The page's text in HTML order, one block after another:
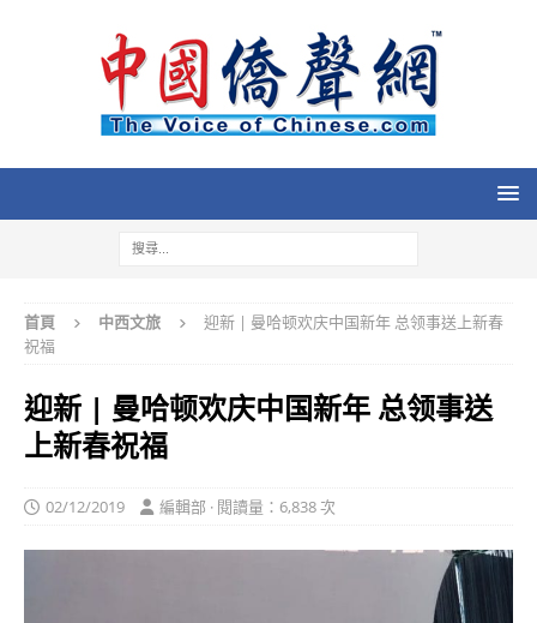
首頁 中西文旅
迎新 | 曼哈顿欢庆中国新年 总领事送上新春
祝福
迎新 | 曼哈顿欢庆中国新年 总领事送
上新春祝福
02/12/2019 編輯部 · 閱讀量：6,838 次